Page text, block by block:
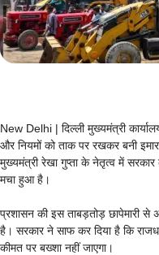
New Delhi | दिल्ली मुख्यमंत्री
और नियमों को ताक पर रखकर बनी
मुख्यमंत्री रेखा गुप्ता के नेतृत्व में सरकार
मचा हुआ है।
प्रशासन की इस ताबड़तोड़ छापेमारी से
है। सरकार ने साफ कर दिया है कि
कीमत पर बख्शा नहीं जाएगा।